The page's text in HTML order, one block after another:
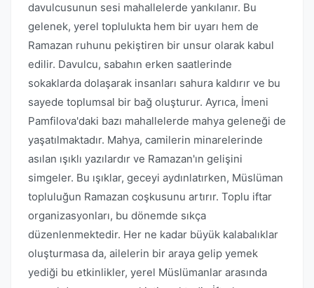
davulcusunun sesi mahallelerde yankılanır. Bu
gelenek, yerel toplulukta hem bir uyarı hem de
Ramazan ruhunu pekiştiren bir unsur olarak kabul
edilir. Davulcu, sabahın erken saatlerinde
sokaklarda dolaşarak insanları sahura kaldırır ve bu
sayede toplumsal bir bağ oluşturur. Ayrıca, İmeni
Pamfilova'daki bazı mahallelerde mahya geleneği de
yaşatılmaktadır. Mahya, camilerin minarelerinde
asılan ışıklı yazılardır ve Ramazan'ın gelişini
simgeler. Bu ışıklar, geceyi aydınlatırken, Müslüman
topluluğun Ramazan coşkusunu artırır. Toplu iftar
organizasyonları, bu dönemde sıkça
düzenlenmektedir. Her ne kadar büyük kalabalıklar
oluşturmasa da, ailelerin bir araya gelip yemek
yediği bu etkinlikler, yerel Müslümanlar arasında